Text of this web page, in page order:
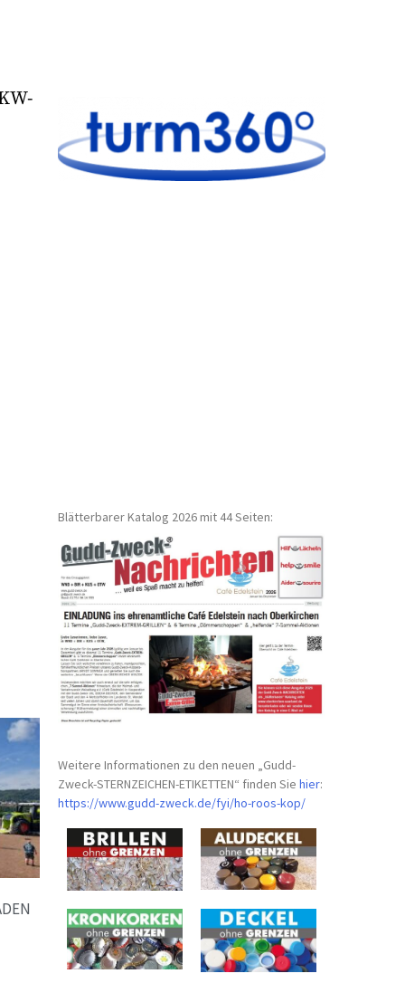
Blätterbarer Katalog 2026 mit 44 Seiten:
Weitere Informationen zu den neuen „Gudd-
Zweck-STERNZEICHEN-ETIKETTEN“ finden Siehier:
https://www.gudd-zweck.de/fyi/ho-roos-kop/